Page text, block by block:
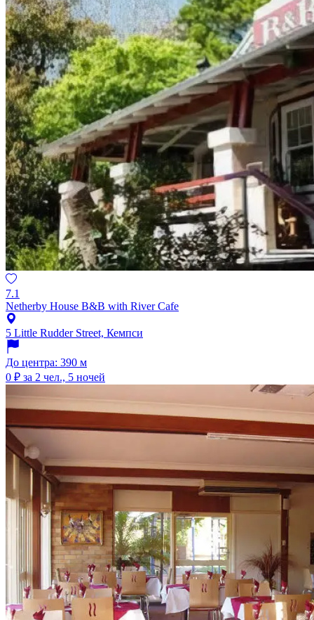
7.1
Netherby House B&B with River Cafe
5 Little Rudder Street, Кемпси
До центра: 390 м
0 ₽ за 2 чел., 5 ночей